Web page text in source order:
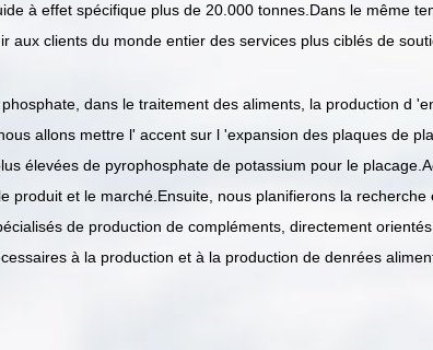
à effet spécifique plus de 20.000 tonnes.Dans le même
clients du monde entier des services plus ciblés de
dans le traitement des aliments, la production d
allons mettre l' accent sur l 'expansion des plaques de
élevées de pyrophosphate de potassium pour le
produit et le marché.Ensuite, nous planifierons la
de production de compléments, directement
à la production et à la production de denrées